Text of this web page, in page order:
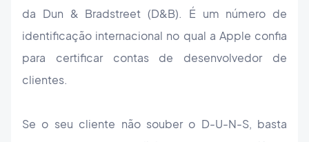
da Dun & Bradstreet (D&B). É um número de
identificação internacional no qual a Apple confia
para certificar contas de desenvolvedor de
clientes.
Se o seu cliente não souber o D-U-N-S, basta